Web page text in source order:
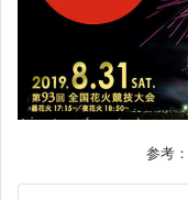
参考：